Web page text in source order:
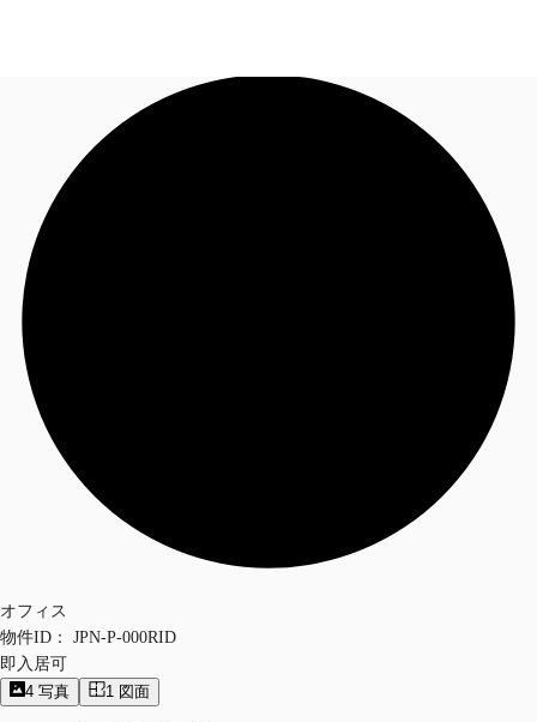
オフィス・事務所
倉庫・物流センター
お電話
オフィス
物件ID：
JPN-P-000RID
即入居可
4 写真 1 図面